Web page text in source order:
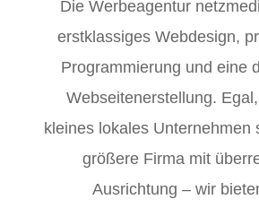
Die Werbeagentur
erstklassiges Webdesign,
Programmierung und eine
Webseitenerstellung.
kleines lokales Unternehmen
größere Firma mit
Ausrichtung – wir